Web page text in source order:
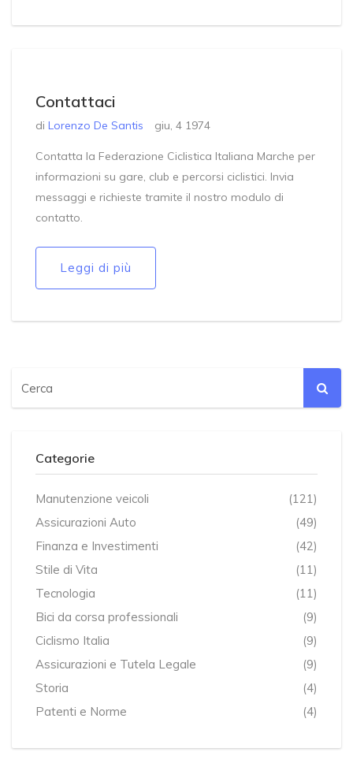
Contattaci
di Lorenzo De Santis giu, 4 1974
Contatta la Federazione Ciclistica Italiana Marche per
informazioni su gare, club e percorsi ciclistici. Invia
messaggi e richieste tramite il nostro modulo di
contatto.
Leggi di più
Categorie
Manutenzione veicoli
(121)
Assicurazioni Auto
(49)
Finanza e Investimenti
(42)
Stile di Vita
(11)
Tecnologia
(11)
Bici da corsa professionali
(9)
Ciclismo Italia
(9)
Assicurazioni e Tutela Legale
(9)
Storia
(4)
Patenti e Norme
(4)